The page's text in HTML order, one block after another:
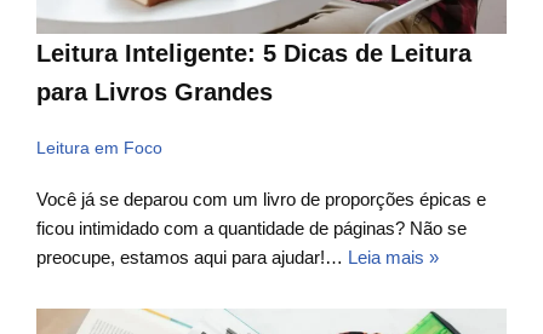
Leitura Inteligente: 5 Dicas de Leitura
para Livros Grandes
Leitura em Foco
Você já se deparou com um livro de proporções épicas e
ficou intimidado com a quantidade de páginas? Não se
preocupe, estamos aqui para ajudar!… Leia mais »